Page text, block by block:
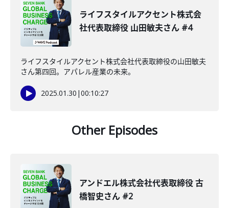
ライフスタイルアクセント株式会
社代表取締役 山田敏夫さん #4
ライフスタイルアクセント株式会社代表取締役の山田敏夫
さん第四回。アパレル産業の未来。
2025.01.30 |00:10:27
Other Episodes
アンドエル株式会社代表取締役 古
橋智史さん #2